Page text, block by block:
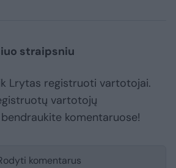
straipsniu
Lrytas registruoti vartotojai.
vartotojų
komentaruose!
komentarus